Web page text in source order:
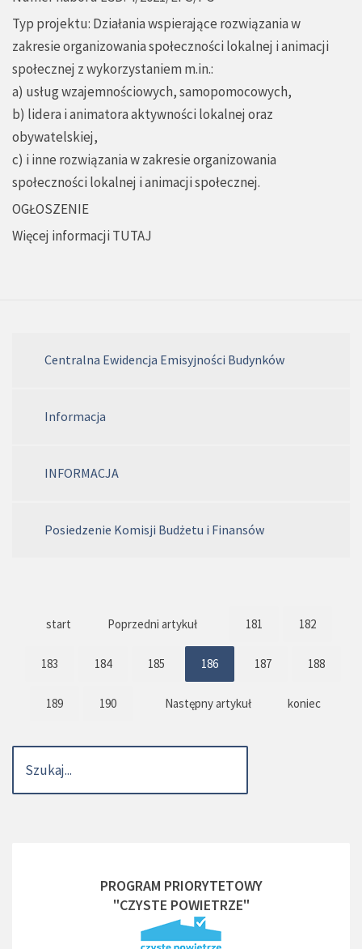
Typ projektu: Działania wspierające rozwiązania w
zakresie organizowania społeczności lokalnej i animacji
społecznej z wykorzystaniem m.in.:
a) usług wzajemnościowych, samopomocowych,
b) lidera i animatora aktywności lokalnej oraz
obywatelskiej,
c) i inne rozwiązania w zakresie organizowania
społeczności lokalnej i animacji społecznej.
OGŁOSZENIE
Więcej informacji TUTAJ
Centralna Ewidencja Emisyjności Budynków
Informacja
INFORMACJA
Posiedzenie Komisji Budżetu i Finansów
start Poprzedni artykuł 181 182
183 184 185 186 187 188
189 190 Następny artykuł koniec
PROGRAM PRIORYTETOWY
"CZYSTE POWIETRZE"